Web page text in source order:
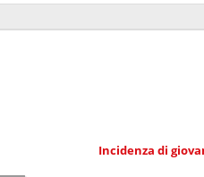
Incidenza di